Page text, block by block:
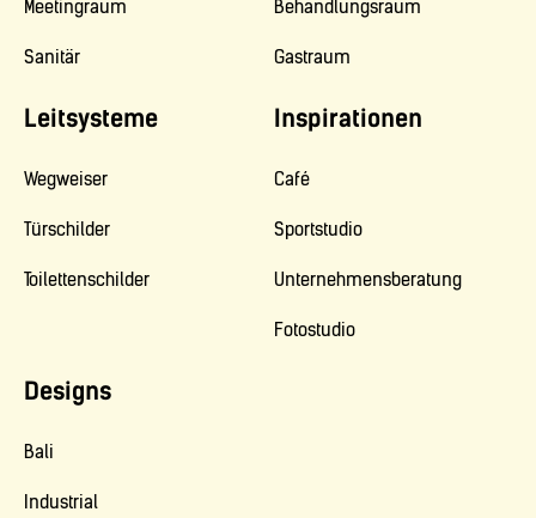
Leitsysteme
Designs
Inspirationen
Meetingraum
Sanitär
Behandlungsraum
Gastraum
Wegweiser
Türschilder
Toilettenschilder
Bali
Industrial
Café
Sportstudio
Unternehmensberatung
Fotostudio